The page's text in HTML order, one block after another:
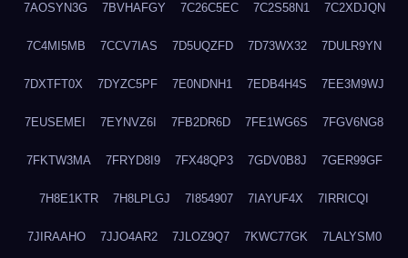
7AOSYN3G 7BVHAFGY 7C26C5EC 7C2S58N1 7C2XDJQN
7C4MI5MB 7CCV7IAS 7D5UQZFD 7D73WX32 7DULR9YN
7DXTFT0X 7DYZC5PF 7E0NDNH1 7EDB4H4S 7EE3M9WJ
7EUSEMEI 7EYNVZ6I 7FB2DR6D 7FE1WG6S 7FGV6NG8
7FKTW3MA 7FRYD8I9 7FX48QP3 7GDV0B8J 7GER99GF
7H8E1KTR 7H8LPLGJ 7I854907 7IAYUF4X 7IRRICQI
7JIRAAHO 7JJO4AR2 7JLOZ9Q7 7KWC77GK 7LALYSM0